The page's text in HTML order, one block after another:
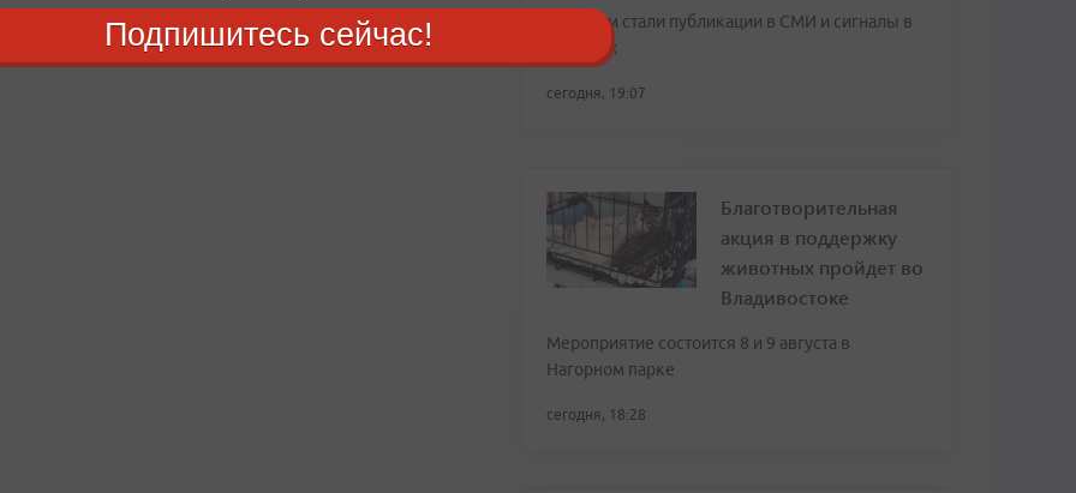
Поводом стали публикации в СМИ и сигналы в
соцсетях
сегодня, 19:07
Благотворительная
акция в поддержку
животных пройдет во
Владивостоке
Мероприятие состоится 8 и 9 августа в
Нагорном парке
сегодня, 18:28
Подпишитесь сейчас!